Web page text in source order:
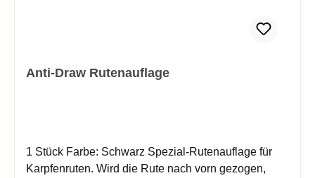
Anti-Draw Rutenauflage
1 Stück Farbe: Schwarz Spezial-Rutenauflage für
Karpfenruten. Wird die Rute nach vorn gezogen,